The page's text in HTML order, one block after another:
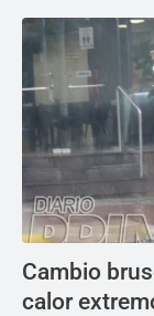
Cambio
calor